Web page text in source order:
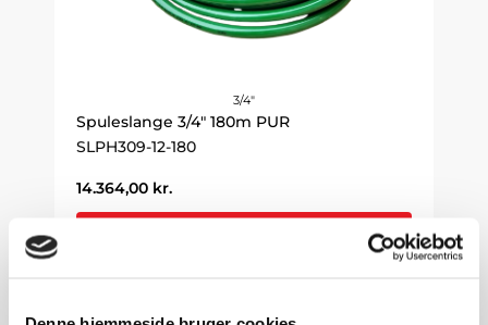
3/4"
Spuleslange 3/4" 180m PUR
SLPH309-12-180
14.364,00 kr.